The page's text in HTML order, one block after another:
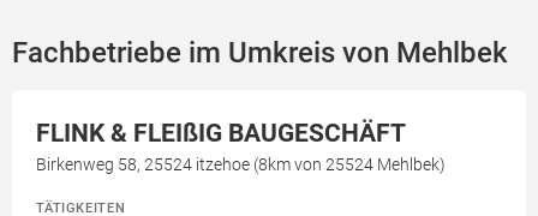
Fachbetriebe im Umkreis von Mehlbek
FLINK & FLEIßIG BAUGESCHÄFT
Birkenweg 58, 25524 itzehoe (8km von 25524 Mehlbek)
TÄTIGKEITEN